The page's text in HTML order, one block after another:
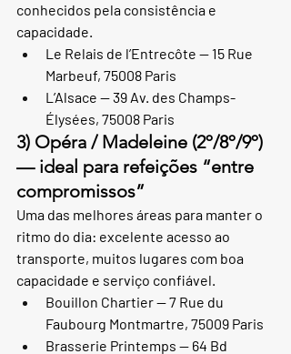
conhecidos pela consistência e
capacidade.
Le Relais de l’Entrecôte — 15 Rue
Marbeuf, 75008 Paris
L’Alsace — 39 Av. des Champs-
Élysées, 75008 Paris
3) Opéra / Madeleine (2º/8º/9º)
— ideal para refeições “entre
compromissos”
Uma das melhores áreas para manter o
ritmo do dia: excelente acesso ao
transporte, muitos lugares com boa
capacidade e serviço confiável.
Bouillon Chartier — 7 Rue du
Faubourg Montmartre, 75009 Paris
Brasserie Printemps — 64 Bd